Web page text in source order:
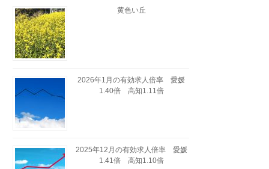
黄色い丘
2026年1月の有効求人倍率 愛媛
1.40倍 高知1.11倍
2025年12月の有効求人倍率 愛媛
1.41倍 高知1.10倍